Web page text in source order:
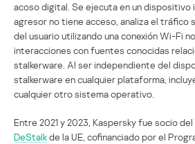
acoso digital. Se ejecuta en un dispositivo
agresor no tiene acceso, analiza el tráfico
del usuario utilizando una conexión Wi-Fi
interacciones con fuentes conocidas
stalkerware. Al ser independiente del
stalkerware en cualquier plataforma,
cualquier otro sistema operativo.
Entre 2021 y 2023, Kaspersky fue socio
DeStalkde la UE, cofinanciado por el